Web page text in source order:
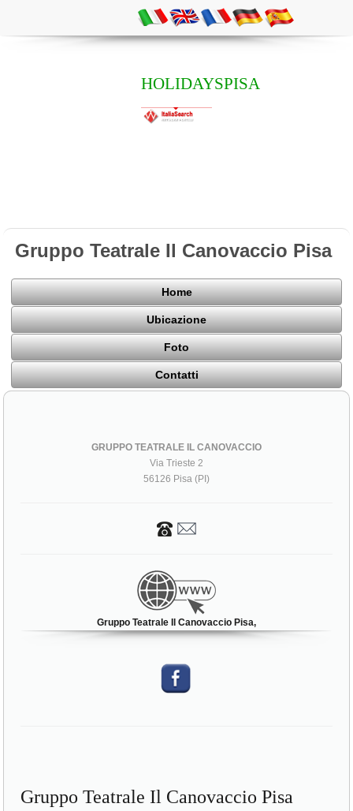
HOLIDAYSPISA
Gruppo Teatrale Il Canovaccio Pisa
Home
Ubicazione
Foto
Contatti
GRUPPO TEATRALE IL CANOVACCIO
Via Trieste 2
56126 Pisa (PI)
Gruppo Teatrale Il Canovaccio Pisa,
Gruppo Teatrale Il Canovaccio Pisa